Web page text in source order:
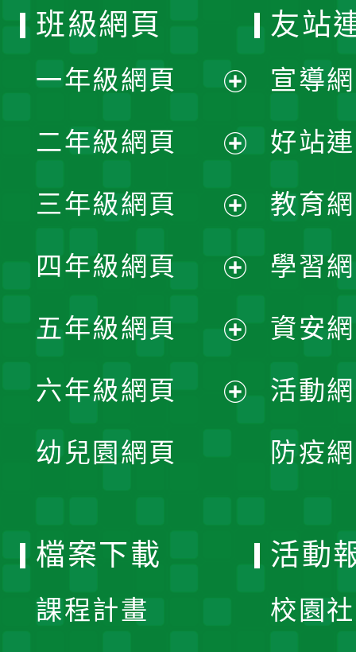
班級網頁
一年級網頁
開
選
單
二年級網頁
開
選
單
三年級網頁
開
選
單
四年級網頁
開
選
五年級網頁
開
六年級網頁
幼兒園網頁
友站
宣導
好站
教育
學習
資安
活動
防疫
檔案下載
課程計畫
活動
校園